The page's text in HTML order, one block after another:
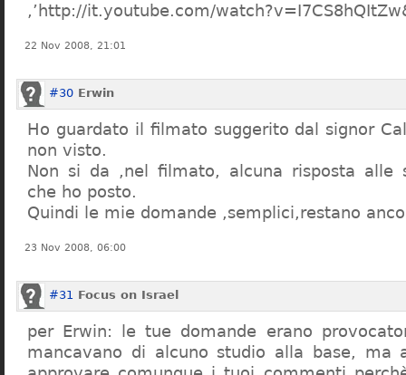
,’http://it.youtube.com/
22 Nov 2008, 21:01
#30 Erwin
Ho guardato il filmato suggerito dal signor
non visto.
Non si da ,nel filmato, alcuna risposta alle
che ho posto.
Quindi le mie domande ,semplici,restano
23 Nov 2008, 06:00
#31 Focus on Israel
per Erwin: le tue domande erano
mancavano di alcuno studio alla base, ma